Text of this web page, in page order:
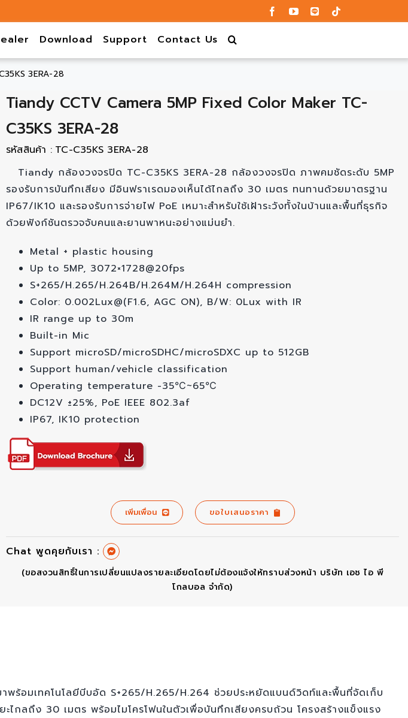
Download Support Contact Us
3ERA-28
Tiandy CCTV Camera 5MP Fixed Color Maker TC-
C35KS 3ERA-28
รหัสสินค้า : TC-C35KS 3ERA-28
Tiandy กล้องวงจรปิด TC-C35KS 3ERA-28 กล้องวงจรปิด ภาพคมชัดระดับ 5MP
รองรับการบันทึกเสียง มีอินฟราเรดมองเห็นได้ไกลถึง 30 เมตร ทนทานด้วยมาตรฐาน
IP67/IK10 และรองรับการจ่ายไฟ PoE เหมาะสำหรับใช้เฝ้าระวังทั้งในบ้านและพื้นที่ธุรกิจ
ด้วยฟังก์ชันตรวจจับคนและยานพาหนะอย่างแม่นยำ.
Metal + plastic housing
Up to 5MP, 3072×1728@20fps
S+265/H.265/H.264B/H.264M/H.264H compression
Color: 0.002Lux@(F1.6, AGC ON), B/W: 0Lux with IR
IR range up to 30m
Built-in Mic
Support microSD/microSDHC/microSDXC up to 512GB
Support human/vehicle classification
Operating temperature -35℃~65℃
DC12V ±25%, PoE IEEE 802.3af
IP67, IK10 protection
เพิ่มเพื่อน ขอใบเสนอราคา
Chat พูดคุยกับเรา :
(ขอสงวนสิทธิ์ในการเปลี่ยนแปลงรายละเอียดโดยไม่ต้องแจ้งให้ทราบส่วงหน้า บริษัท เอช ไอ พี
โกลบอล จำกัด)
ร้อมเทคโนโลยีบีบอัด S+265/H.265/H.264 ช่วยประหยัดแบนด์วิดท์และพื้นที่จัดเก็บ
กลถึง 30 เมตร พร้อมไมโครโฟนในตัวเพื่อบันทึกเสียงครบถ้วน โครงสร้างแข็งแรง